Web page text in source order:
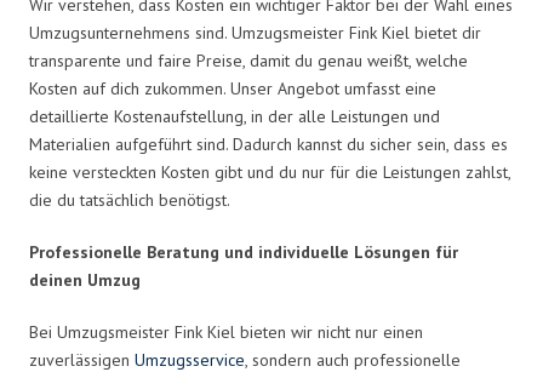
Wir verstehen, dass Kosten ein wichtiger Faktor bei der Wahl eines
Umzugsunternehmens sind. Umzugsmeister Fink Kiel bietet dir
transparente und faire Preise, damit du genau weißt, welche
Kosten auf dich zukommen. Unser Angebot umfasst eine
detaillierte Kostenaufstellung, in der alle Leistungen und
Materialien aufgeführt sind. Dadurch kannst du sicher sein, dass es
keine versteckten Kosten gibt und du nur für die Leistungen zahlst,
die du tatsächlich benötigst.
Professionelle Beratung und individuelle Lösungen für
deinen Umzug
Bei Umzugsmeister Fink Kiel bieten wir nicht nur einen
zuverlässigen Umzugsservice, sondern auch professionelle